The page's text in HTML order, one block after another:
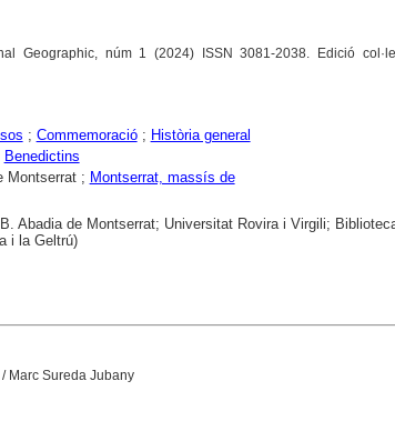
Geographic, núm 1 (2024) ISSN 3081-2038. Edició
; Commemoració; Història general
Benedictins
Montserrat ; Montserrat, massís de
Abadia de Montserrat; Universitat Rovira i Virgili;
i la Geltrú)
Marc Sureda Jubany